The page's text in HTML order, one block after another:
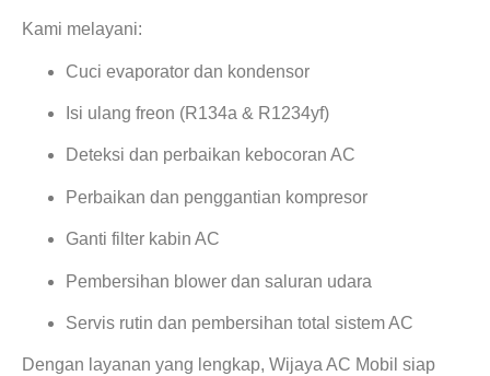
Kami melayani:
Cuci evaporator dan kondensor
Isi ulang freon (R134a & R1234yf)
Deteksi dan perbaikan kebocoran AC
Perbaikan dan penggantian kompresor
Ganti filter kabin AC
Pembersihan blower dan saluran udara
Servis rutin dan pembersihan total sistem AC
Dengan layanan yang lengkap, Wijaya AC Mobil siap